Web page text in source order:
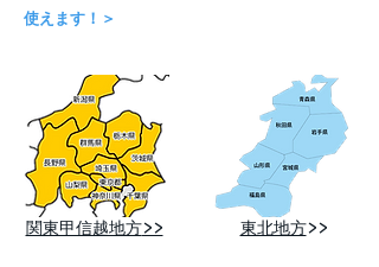
使えます！＞
関東甲信越地方>> 東北地方>>